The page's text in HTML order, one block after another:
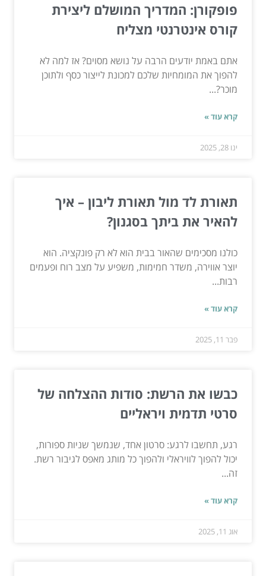
פופקורן: המדריך המושלם ליצירת
קורס אינטרנטי מצליח
אתם באמת יודעים הרבה על נושא מסוים? אז למה לא
להפוך את המומחיות שלכם למכונת לייצור כסף ולתוכן
מוכר?...
קרא עוד »
ינו 28, 2025
תאורת לד מול תאורת ליבון – איך
להאיר את ביתך בסגנון?
כולנו מסכימים שהאור בבית הוא לא רק פונקציה. הוא
יוצר אווירה, משדר חמימות, משפיע על מצב רוח ופעמים
רבות...
קרא עוד »
פבר 11, 2025
כבשו את הרשת: סודות ההצלחה של
סרטי תדמית ויראליים
רגע, תחשבו לרגע: סרטון אחד, שנמשך שניות ספורות,
יכול להפוך לוויראלי ולהפוך כל מותג מאפס לגיבור רשת.
זה...
קרא עוד »
אוג 11, 2025